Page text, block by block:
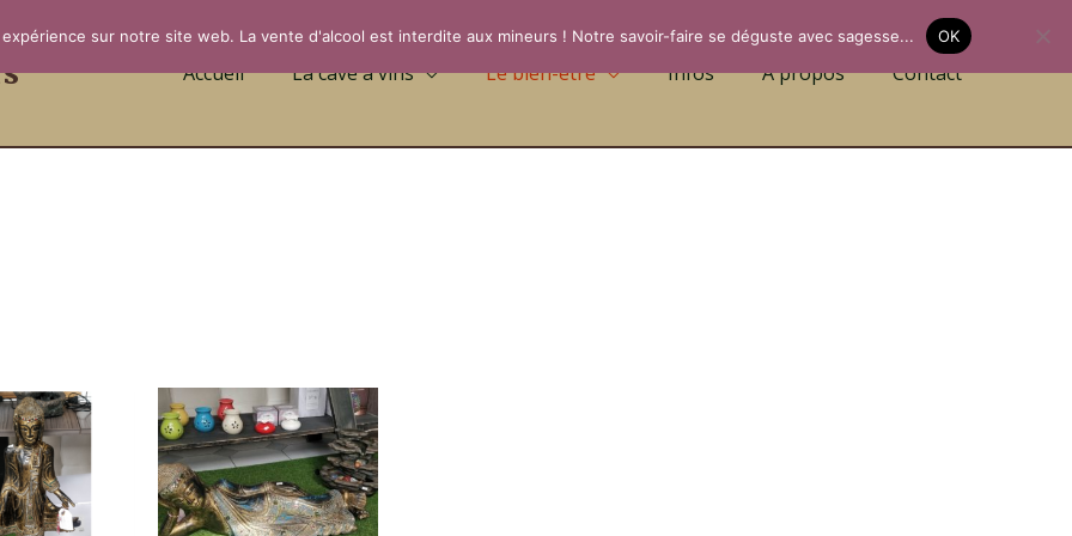
Accueil La cave à vins Le bien-être Infos A propos Contact
sur notre site web. La vente d'alcool est interdite aux mineurs ! Notre savoir-faire se déguste avec sagesse... OK